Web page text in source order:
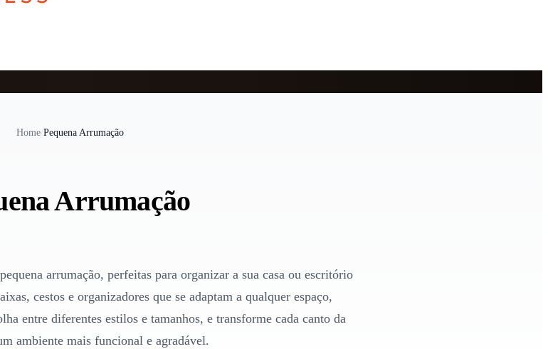
Home/Pequena Arrumação
Arrumação
arrumação, perfeitas para organizar a sua casa ou escritório
cestos e organizadores que se adaptam a qualquer espaço,
entre diferentes estilos e tamanhos, e transforme cada canto da
ambiente mais funcional e agradável.